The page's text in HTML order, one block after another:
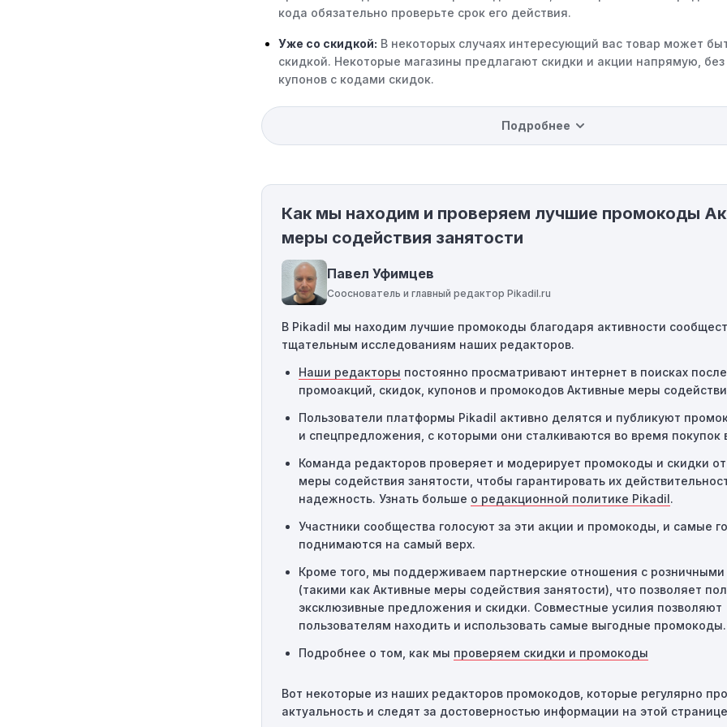
кода обязательно проверьте срок его действия.
Уже со скидкой: В некоторых случаях интересующий вас товар может
скидкой. Некоторые магазины предлагают скидки и акции напрямую, без
купонов с кодами скидок.
Ограничения на использование промокода:Некоторые промокоды
только на определенные товары, бренды или категории. Если вы
код к товару, не соответствующему критериям, он не сработает.
соответствует указанному порогу, код не сработает.
Географические ограничения:Действие некоторых промокодов может
определенными местами или регионами. Если вы находитесь за
региона, то код не будет применяться.
Одноразовое использование:
однократного использования. Если код уже был использован кем-то
действовать повторно.
Технические сбои:Иногда технические неполадки на сайте или в
заказа могут привести к неработоспособности кодов промокодов. В
следует обратиться за помощью в службу поддержки.
Подробнее
Как мы находим и проверяем лучшие промокоды
меры содействия занятости
Павел Уфимцев
Сооснователь и главный редактор Pikadil.ru
В Pikadil мы находим лучшие промокоды благодаря активности
тщательным исследованиям наших редакторов.
Наши редакторы постоянно просматривают интернет в поисках
промоакций, скидок, купонов и промокодов Активные меры
Пользователи платформы Pikadil активно делятся и публикуют
и спецпредложения, с которыми они сталкиваются во время покупок
Команда редакторов проверяет и модерирует промокоды и скидки
меры содействия занятости, чтобы гарантировать их
надежность. Узнать больше о редакционной политике Pikadil.
Участники сообщества голосуют за эти акции и промокоды, и самые
поднимаются на самый верх.
Кроме того, мы поддерживаем партнерские отношения с
(такими как Активные меры содействия занятости), что позволяет
эксклюзивные предложения и скидки. Совместные усилия позволяют
пользователям находить и использовать самые выгодные промокоды.
Подробнее о том, как мы проверяем скидки и промокоды
Вот некоторые из наших редакторов промокодов, которые регулярно
актуальность и следят за достоверностью информации на этой